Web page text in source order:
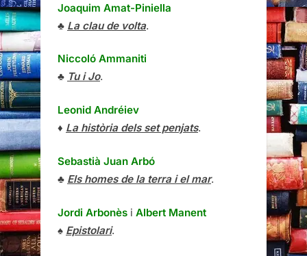
Joaquim Amat-Piniella
♣ La clau de volta.
Niccoló Ammaniti
♣ Tu i Jo.
Leonid Andréiev
♦ La història dels set penjats.
Sebastià Juan Arbó
♣ Els homes de la terra i el mar.
Jordi Arbonès i Albert Manent
♠ Epistolari.